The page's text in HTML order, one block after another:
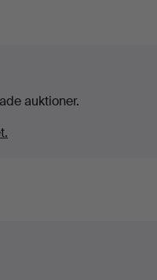
auktioner.